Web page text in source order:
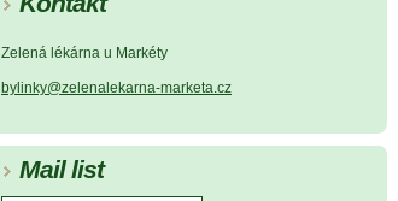
Zelená lékárna u Markéty
bylinky@zelenalekarna-marketa.cz
Mail list